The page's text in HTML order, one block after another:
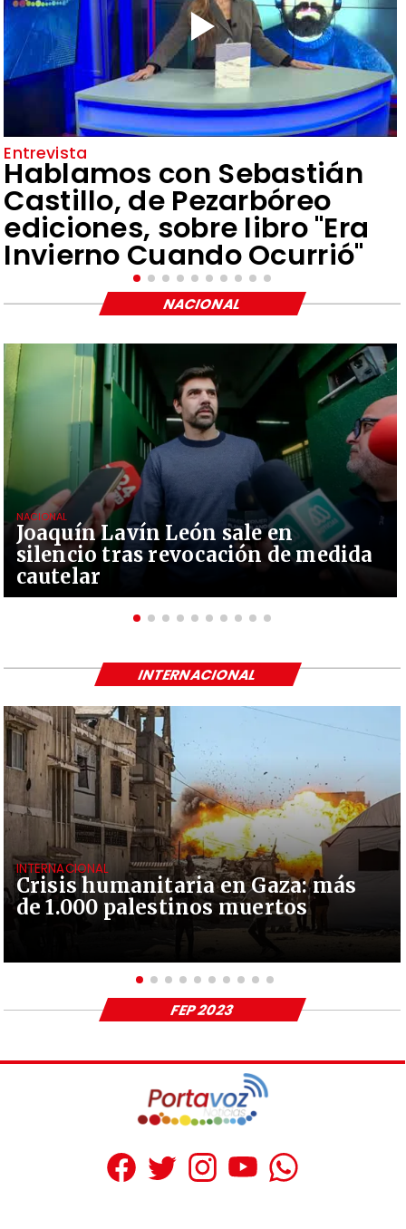
Entrevista
Hablamos con Sebastián
Castillo, de Pezarbóreo
ediciones, sobre libro "Era
Invierno Cuando Ocurrió"
Joaquín Lavín León sale en
silencio tras revocación de medida
cautelar
NACIONAL
NACIONAL
Crisis humanitaria en Gaza: más
de 1.000 palestinos muertos
INTERNACIONAL
INTERNACIONAL
FEP 2023